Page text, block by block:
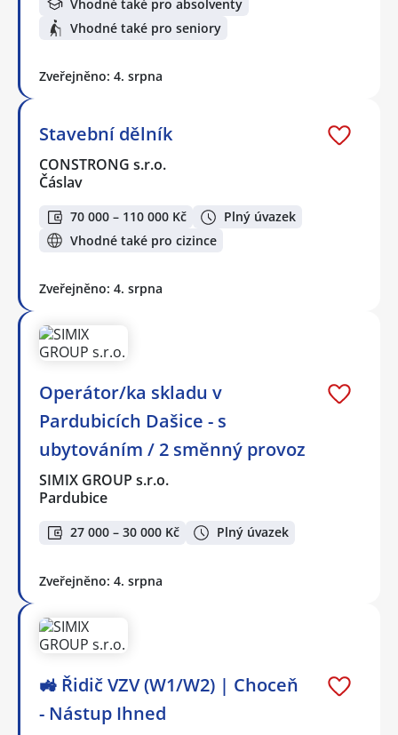
Vhodné také pro absolventy
Vhodné také pro seniory
Zveřejněno: 4. srpna
Stavební dělník
CONSTRONG s.r.o.
Čáslav
70 000 – 110 000 Kč
Plný úvazek
Vhodné také pro cizince
Zveřejněno: 4. srpna
Operátor/ka skladu v
Pardubicích Dašice - s
ubytováním / 2 směnný provoz
SIMIX GROUP s.r.o.
Pardubice
27 000 – 30 000 Kč Plný úvazek
Zveřejněno: 4. srpna
🚜 Řidič VZV (W1/W2) | Choceň
- Nástup Ihned